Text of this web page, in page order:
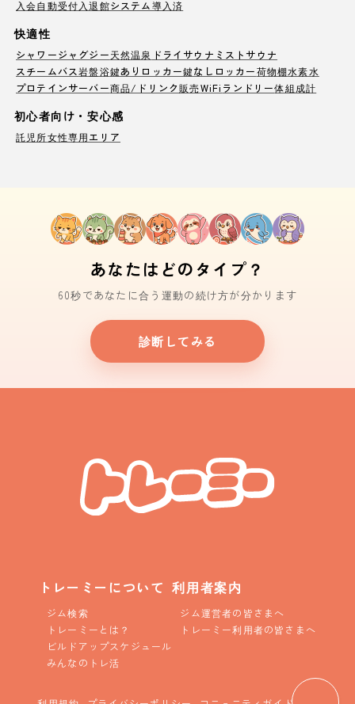
入会自動受付 入退館システム導入済
快適性
シャワージャグジー天然温泉 ドライサウナ ミストサウナ
スチームバス岩盤浴鍵ありロッカー鍵なしロッカー荷物棚水素水
プロテインサーバー商品/ドリンク販売WiFi ランドリー体組成計
初心者向け・安心感
託児所女性専用エリア
あなたはどのタイプ？
60秒であなたに合う運動の続け方が分かります
診断してみる
トレーミーについて
ジム検索
トレーミーとは？
ビルドアップスケジュール
みんなのトレ活
利用者案内
ジム運営者の皆さまへ
トレーミー利用者の皆さまへ